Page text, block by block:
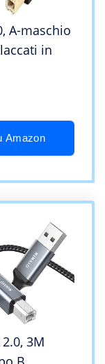
A-maschio
in
Amazon
3M